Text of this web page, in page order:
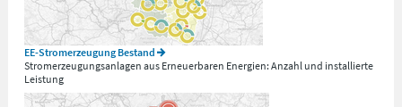
EE-Stromerzeugung Bestand
Stromerzeugungsanlagen aus Erneuerbaren Energien: Anzahl und installierte
Leistung